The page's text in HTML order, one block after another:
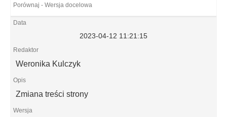
2023-04-12 11:21:15
Weronika Kulczyk
Zmiana treści strony